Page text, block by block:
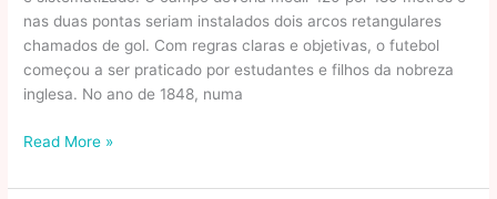
nas duas pontas seriam instalados dois arcos retangulares
chamados de gol. Com regras claras e objetivas, o futebol
começou a ser praticado por estudantes e filhos da nobreza
inglesa. No ano de 1848, numa
Quem
o
Read More »